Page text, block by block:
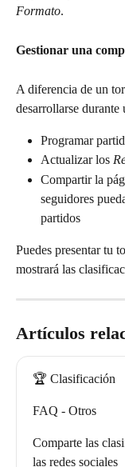
Formato.
Gestionar una
A diferencia de un
desarrollarse
Programar
Actualizar los
Compartir la
seguidores
partidos
Puedes presentar tu
mostrará las
Artículos
🏆 Clasificación
FAQ - Otros
Comparte las
las redes sociales